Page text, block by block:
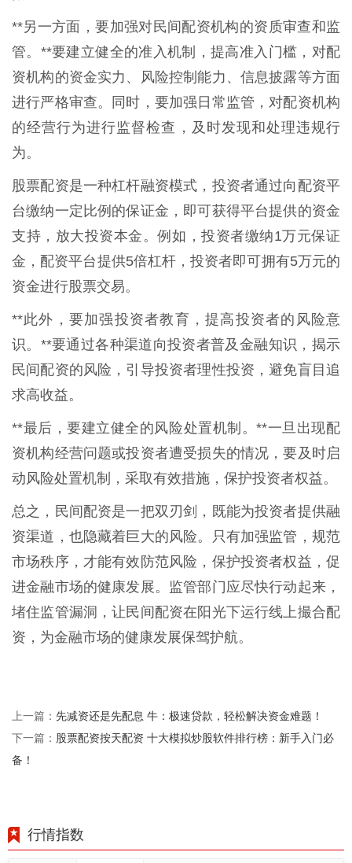
**另一方面，要加强对民间配资机构的资质审查和监
管。**要建立健全的准入机制，提高准入门槛，对配
资机构的资金实力、风险控制能力、信息披露等方面
进行严格审查。同时，要加强日常监管，对配资机构
的经营行为进行监督检查，及时发现和处理违规行
为。
股票配资是一种杠杆融资模式，投资者通过向配资平
台缴纳一定比例的保证金，即可获得平台提供的资金
支持，放大投资本金。例如，投资者缴纳1万元保证
金，配资平台提供5倍杠杆，投资者即可拥有5万元的
资金进行股票交易。
**此外，要加强投资者教育，提高投资者的风险意
识。**要通过各种渠道向投资者普及金融知识，揭示
民间配资的风险，引导投资者理性投资，避免盲目追
求高收益。
**最后，要建立健全的风险处置机制。**一旦出现配
资机构经营问题或投资者遭受损失的情况，要及时启
动风险处置机制，采取有效措施，保护投资者权益。
总之，民间配资是一把双刃剑，既能为投资者提供融
资渠道，也隐藏着巨大的风险。只有加强监管，规范
市场秩序，才能有效防范风险，保护投资者权益，促
进金融市场的健康发展。监管部门应尽快行动起来，
堵住监管漏洞，让民间配资在阳光下运行线上撮合配
资，为金融市场的健康发展保驾护航。
上一篇： 先减资还是先配息 牛：极速贷款，轻松解决资金难题！
下一篇： 股票配资按天配资 十大模拟炒股软件排行榜：新手入门必
备！
行情指数